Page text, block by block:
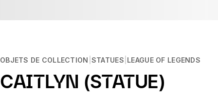
OBJETS DE COLLECTION STATUES LEAGUE OF LEGENDS
CAITLYN (STATUE)